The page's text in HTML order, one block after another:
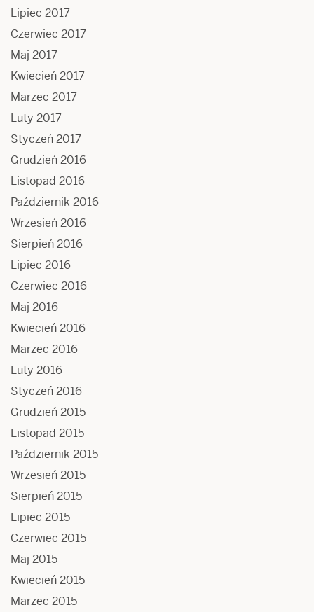
Lipiec 2017
Czerwiec 2017
Maj 2017
Kwiecień 2017
Marzec 2017
Luty 2017
Styczeń 2017
Grudzień 2016
Listopad 2016
Październik 2016
Wrzesień 2016
Sierpień 2016
Lipiec 2016
Czerwiec 2016
Maj 2016
Kwiecień 2016
Marzec 2016
Luty 2016
Styczeń 2016
Grudzień 2015
Listopad 2015
Październik 2015
Wrzesień 2015
Sierpień 2015
Lipiec 2015
Czerwiec 2015
Maj 2015
Kwiecień 2015
Marzec 2015